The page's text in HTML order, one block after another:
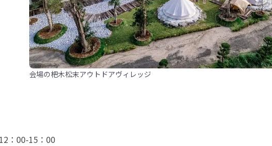
会場の杷木松末アウトドアヴィレッジ
：00-15：00